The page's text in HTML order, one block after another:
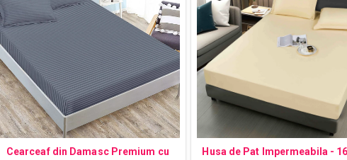
Cearceaf din Damasc Premium cu
Husa de Pat Impermeabila -